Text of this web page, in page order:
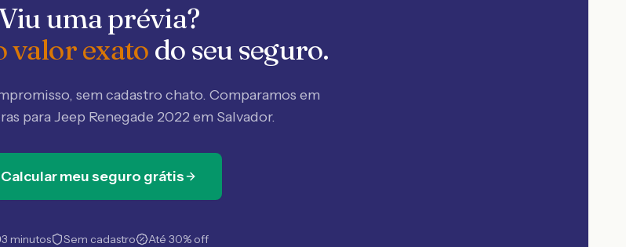
uma prévia?
valor exato do seu seguro.
sem cadastro chato. Comparamos em
para Jeep Renegade 2022 em Salvador.
Calcular meu seguro grátis
3 minutos Sem cadastro Até 30% off